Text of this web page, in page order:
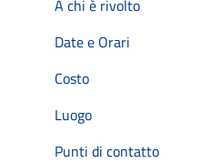
A chi è rivolto
Date e Orari
Costo
Luogo
Punti di contatto